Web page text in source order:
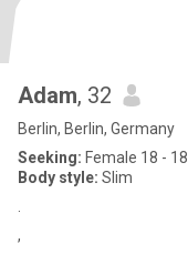
Adam, 32
Berlin, Berlin, Germany
Seeking: Female 18 - 18
Body style: Slim
,